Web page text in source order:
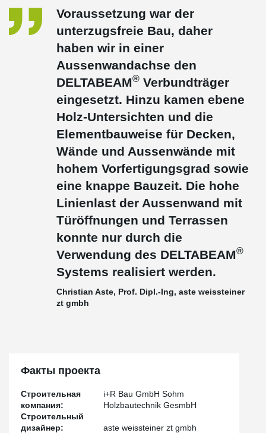
Voraussetzung war der
unterzugsfreie Bau, daher
haben wir in einer
Aussenwandachse den
DELTABEAM® Verbundträger
eingesetzt. Hinzu kamen ebene
Holz-Untersichten und die
Elementbauweise für Decken,
Wände und Aussenwände mit
hohem Vorfertigungsgrad sowie
eine knappe Bauzeit. Die hohe
Linienlast der Aussenwand mit
Türöffnungen und Terrassen
konnte nur durch die
Verwendung des DELTABEAM®
Systems realisiert werden.
Christian Aste, Prof. Dipl.-Ing, aste weissteiner
zt gmbh
Факты проекта
Строительная
компания:
i+R Bau GmbH Sohm
Holzbautechnik GesmbH
Строительный
дизайнер:
aste weissteiner zt gmbh